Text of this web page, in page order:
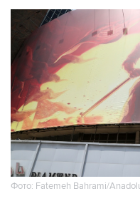
Фото: Fatemeh Bahrami/